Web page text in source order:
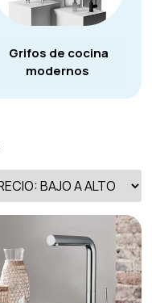
Grifos de cocina
modernos